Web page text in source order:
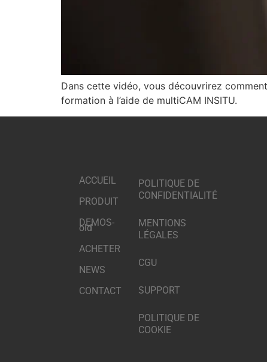
Dans cette vidéo, vous découvrirez
formation à l’aide de multiCAM INSITU.
ACCUEIL
PRODUIT
DEMOS-
old
ACHETER
NEWS
CONTACT
POLITIQUE DE
CONFIDENTIALITÉ
MENTIONS
LÉGALES
CGU
SUPPORT
POLITIQUE DE
COOKIE